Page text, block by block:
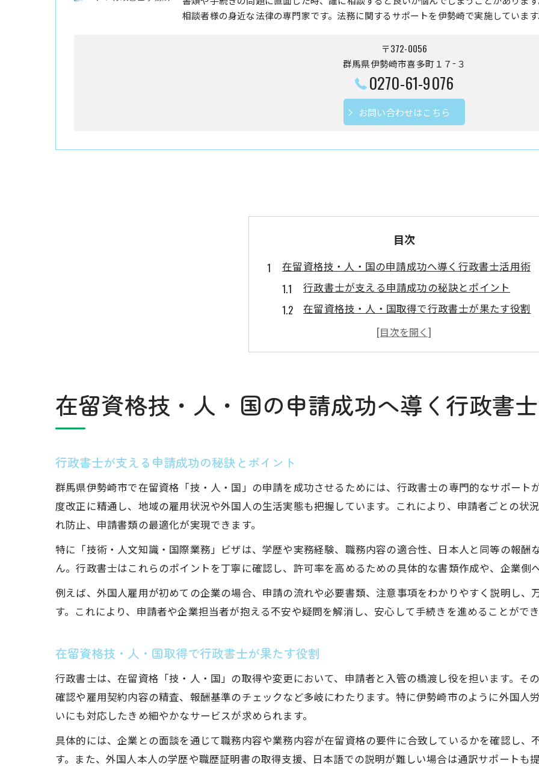
相談者様の身近な法律の専門家です。法務に関するサポートを伊勢崎で実施していま
〒372-0056
群馬県伊勢崎市喜多町１７−３
0270-61-9076
お問い合わせはこちら
目次
在留資格技・人・国の申請成功へ導く行政書士活用術
行政書士が支える申請成功の秘訣とポイント
在留資格技・人・国取得で行政書士が果たす役割
行政書士による書類準備と手続きの流れ解説
行政書士が解消する申請の不安や疑問とは
群馬県伊勢崎市における行政書士の役割と強み
行政書士が伊勢崎市で選ばれる理由とは何か
行政書士を活用した地元企業の人材確保支援
行政書士による技・人・国要件の正確な確認法
行政書士の経験が活きる入管対応の具体策
技・人・国ビザで安定を目指す方へ行政書士の助言
行政書士によるキャリアと在留資格の両立支援
行政書士を活用した就労安定へのステップ提案
在留資格技・人・国の申請成功へ導く行政書
行政書士が支える申請成功の秘訣とポイント
群馬県伊勢崎市で在留資格「技・人・国」の申請を成功させるためには、行政書士の専門的なサポー
度改正に精通し、地域の雇用状況や外国人の生活実態も把握しています。これにより、申請者ごとの状
れ防止、申請書類の最適化が実現できます。
特に「技術・人文知識・国際業務」ビザは、学歴や実務経験、職務内容の適合性、日本人と同等の報酬
ん。行政書士はこれらのポイントを丁寧に確認し、許可率を高めるための具体的な書類作成や、企業側
例えば、外国人雇用が初めての企業の場合、申請の流れや必要書類、注意事項をわかりやすく説明し、
す。これにより、申請者や企業担当者が抱える不安や疑問を解消し、安心して手続きを進めることがで
在留資格技・人・国取得で行政書士が果たす役割
行政書士は、在留資格「技・人・国」の取得や変更において、申請者と入管の橋渡し役を担います。そ
確認や雇用契約内容の精査、報酬基準のチェックなど多岐にわたります。特に伊勢崎市のように外国人
いにも対応したきめ細やかなサービスが求められます。
具体的には、企業との面談を通じて職務内容や業務内容が在留資格の要件に合致しているかを確認し
す。また、外国人本人の学歴や職歴証明書の取得支援、日本語での説明が難しい場合は通訳サポートも